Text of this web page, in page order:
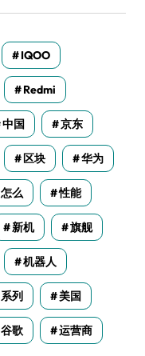
IQOO
Redmi
中国 京东
区块 华为
怎么 性能
新机 旗舰
机器人
系列 美国
谷歌 运营商